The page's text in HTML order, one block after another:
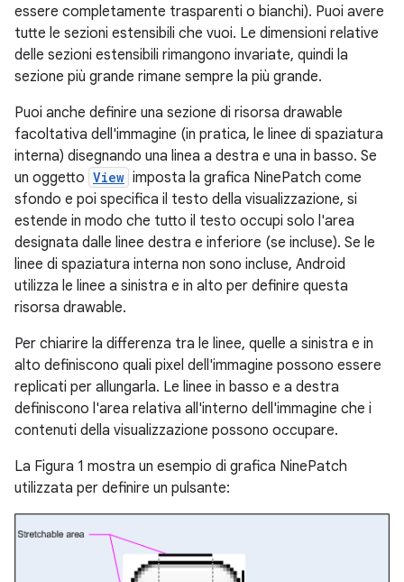
essere completamente trasparenti o bianchi). Puoi avere
tutte le sezioni estensibili che vuoi. Le dimensioni relative
delle sezioni estensibili rimangono invariate, quindi la
sezione più grande rimane sempre la più grande.
Puoi anche definire una sezione di risorsa drawable
facoltativa dell'immagine (in pratica, le linee di spaziatura
interna) disegnando una linea a destra e una in basso. Se
un oggetto View imposta la grafica NinePatch come
sfondo e poi specifica il testo della visualizzazione, si
estende in modo che tutto il testo occupi solo l'area
designata dalle linee destra e inferiore (se incluse). Se le
linee di spaziatura interna non sono incluse, Android
utilizza le linee a sinistra e in alto per definire questa
risorsa drawable.
Per chiarire la differenza tra le linee, quelle a sinistra e in
alto definiscono quali pixel dell'immagine possono essere
replicati per allungarla. Le linee in basso e a destra
definiscono l'area relativa all'interno dell'immagine che i
contenuti della visualizzazione possono occupare.
La Figura 1 mostra un esempio di grafica NinePatch
utilizzata per definire un pulsante: